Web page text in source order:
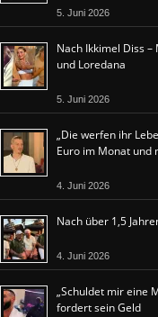
5. Juni 2026
Nach Ikkimel Diss
und Loredana
5. Juni 2026
„Die werfen ihr
Euro im Monat und
4. Juni 2026
Nach über 1,5
4. Juni 2026
„Schuldet mir eine
fordert sein Geld